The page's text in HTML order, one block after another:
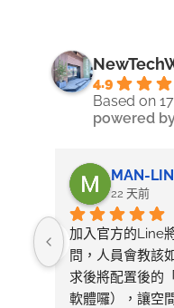
4.9
Based on
powered
MAN-
22 天前
加入官方的Line
問，人員會教該
求後將配置後的
軟體囉），讓空